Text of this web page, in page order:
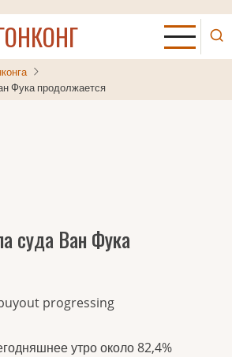
Фука продолжается
суда Ван Фука
утро около 82,4%